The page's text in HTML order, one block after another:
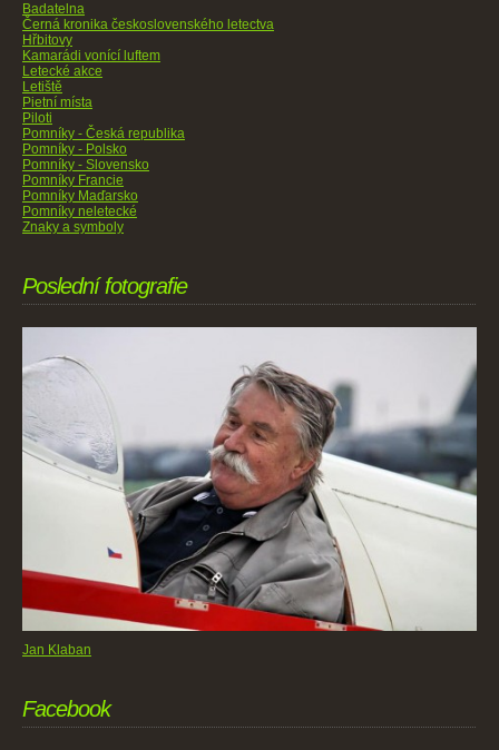
Badatelna
Černá kronika československého letectva
Hřbitovy
Kamarádi vonící luftem
Letecké akce
Letiště
Pietní místa
Piloti
Pomníky - Česká republika
Pomníky - Polsko
Pomníky - Slovensko
Pomníky Francie
Pomníky Maďarsko
Pomníky neletecké
Znaky a symboly
Poslední fotografie
Jan Klaban
Facebook